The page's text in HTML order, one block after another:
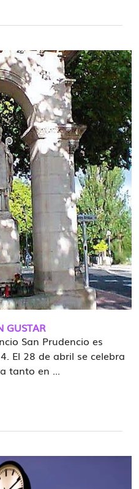
GUSTAR
San Prudencio es
El 28 de abril se celebra
tanto en ...